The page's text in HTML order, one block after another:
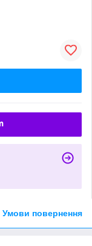
Умови повернення